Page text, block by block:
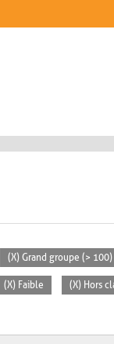
(X) Grand groupe (> 100)
(X) Faible (X) Hors